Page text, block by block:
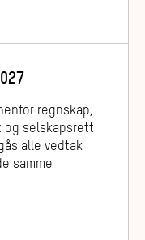
regnskap,
og selskapsrett
alle vedtak
samme